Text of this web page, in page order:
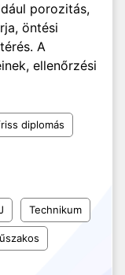
porozitás,
öntési
A
ellenőrzési
diplomás
Technikum